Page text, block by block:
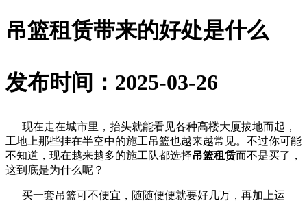
吊篮租赁带来的好处是什么
发布时间：2025-03-26
现在走在城市里，抬头就能看见各种高楼大厦拔地而起，
工地上那些挂在半空中的施工吊篮也越来越常见。不过你可能
不知道，现在越来越多的施工队都选择吊篮租赁而不是买了，
这到底是为什么呢？
买一套吊篮可不便宜，随随便便就要好几万，再加上运